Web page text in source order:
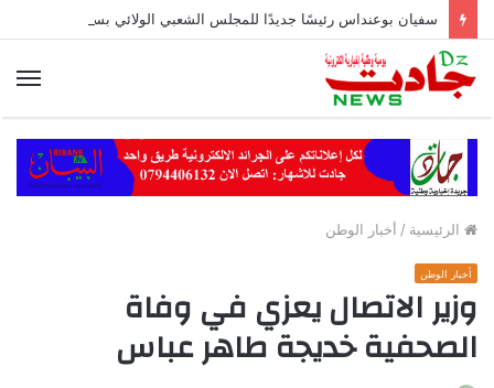
الرئيسية / أخبار الوطن
أخبار الوطن
وزير الاتصال يعزي في وفاة
الصحفية خديجة طاهر عباس